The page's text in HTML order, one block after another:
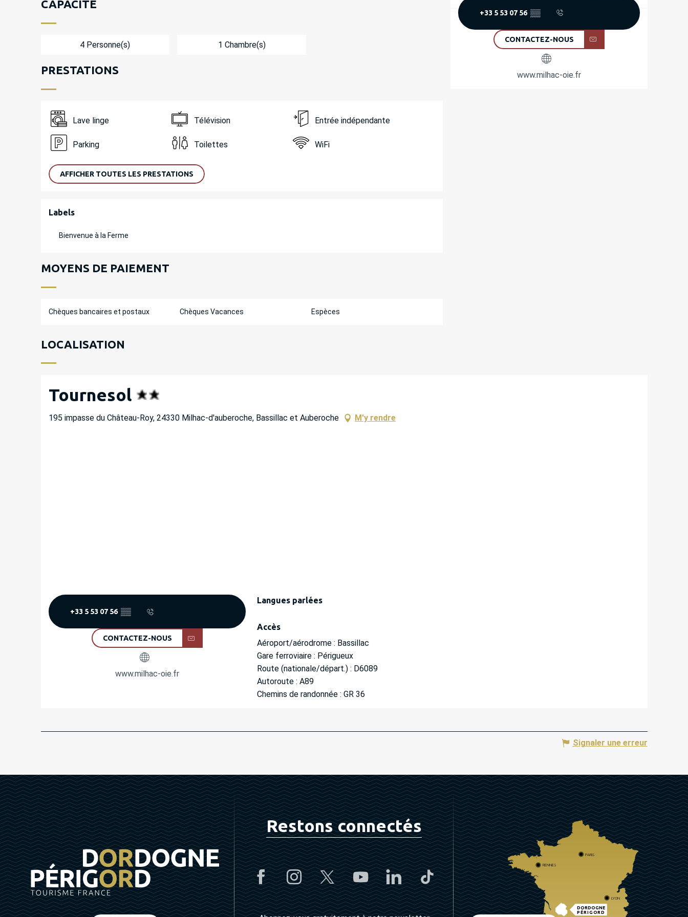
+33 5 53 07 56 ▒▒
CONTACTEZ-NOUS
www.milhac-oie.fr
CAPACITÉ
4 Personne(s) 1 Chambre(s)
PRESTATIONS
Lave linge Télévision Entrée indépendante
Parking Toilettes WiFi
AFFICHER TOUTES LES PRESTATIONS
OFFRES DE PRESTATIONS
Labels
Labels
Bienvenue à la Ferme
MOYENS DE PAIEMENT
Chèques bancaires et postaux Chèques Vacances Espèces
LOCALISATION
Tournesol
195 impasse du Château-Roy, 24330 Milhac-d'auberoche, Bassillac et Auberoche M'y rendre
+33 5 53 07 56 ▒▒
CONTACTEZ-NOUS
www.milhac-oie.fr
Langues parlées
Langues parlées
Accès
Accès
Aéroport/aérodrome : Bassillac
Gare ferroviaire : Périgueux
Route (nationale/départ.) : D6089
Autoroute : A89
Chemins de randonnée : GR 36
Signaler une erreur
Restons connectés
DORDOGNE
PÉRIGORD
PARIS
RENNES
LYON